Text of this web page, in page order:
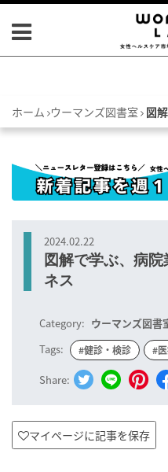
ホーム ウーマンズ図書室 図
2024.02.22
図解で学ぶ、病
ネス
Category: ウーマンズ図書
Tags:
#健診・検診 #
Share:
マイページに記事を保存